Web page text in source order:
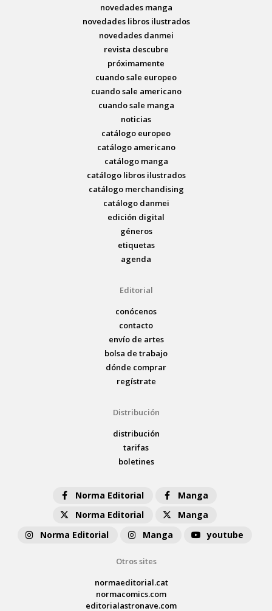
novedades manga
novedades libros ilustrados
novedades danmei
revista descubre
próximamente
cuando sale europeo
cuando sale americano
cuando sale manga
noticias
catálogo europeo
catálogo americano
catálogo manga
catálogo libros ilustrados
catálogo merchandising
catálogo danmei
edición digital
géneros
etiquetas
agenda
Editorial
conócenos
contacto
envío de artes
bolsa de trabajo
dónde comprar
regístrate
Distribución
distribución
tarifas
boletines
Norma Editorial
Manga
Norma Editorial
Manga
Norma Editorial
Manga youtube
Otros sites
normaeditorial.cat
normacomics.com
editorialastronave.com